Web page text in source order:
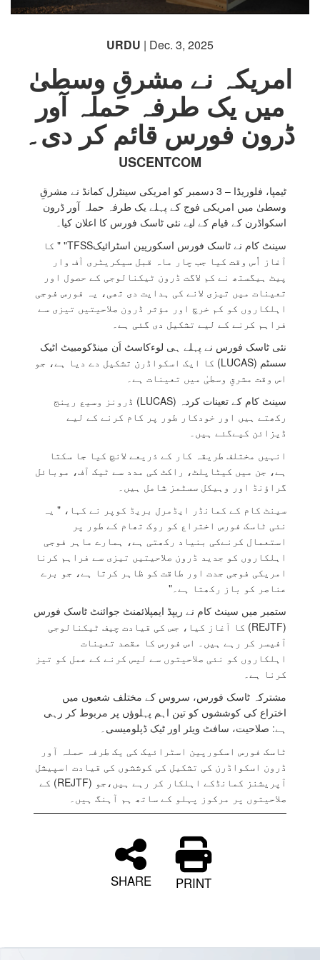
URDU | Dec. 3, 2025
امریکہ نے مشرقِ وسطیٰ
میں یک طرفہ حملہ آور
ڈرون فورس قائم کر دی۔
USCENTCOM
ٹیمپا، فلوریڈا – 3 دسمبر کو امریکی سینٹرل کمانڈ نے مشرقِ
وسطیٰ میں امریکی فوج کے پہلے یک طرفہ حملہ آور ڈرون
اسکواڈرن کے قیام کے لیے نئی ٹاسک فورس کا اعلان کیا۔
سینٹ کام نے ٹاسک فورس اسکورپین اسٹرائیکTFSS" " کا
آغاز اُس وقت کیا جب چار ماہ قبل سیکریٹری آف وار
پیٹ ہیگستھ نے کم لاگت ڈرون ٹیکنالوجی کے حصول اور
تعینات میں تیزی لانے کی ہدایت دی تھی، یہ فورس فوجی
اہلکاروں کو کم خرچ اور مؤثر ڈرون صلاحیتیں تیزی سے
فراہم کرنے کے لیے تشکیل دی گئی ہے۔
نئی ٹاسک فورس نے پہلے ہی لوءکاسٹ اَن مینڈکومبیٹ اٹیک
سسٹم (LUCAS) کا ایک اسکواڈرن تشکیل دے دیا ہے، جو
اس وقت مشرقِ وسطیٰ میں تعینات ہے۔
سینٹ کام کے تعینات کردہ (LUCAS) ڈرونز وسیع رینج
رکھتے ہیں اور خودکار طور پر کام کرنے کے لیے
ڈیزائن کیےگئے ہیں۔
انہیں مختلف طریقہ کار کے ذریعے لانچ کیا جا سکتا
ہے، جن میں کیٹاپلٹ، راکٹ کی مدد سے ٹیک آف، موبائل
گراؤنڈ اور وہیکل سسٹمز شامل ہیں۔
سینٹ کام کے کمانڈر ایڈمرل بریڈ کوپر نے کہا، " یہ
نئی ٹاسک فورس اختراع کو روک تھام کے طور پر
استعمال کرنےکی بنیاد رکھتی ہے، ہمارے ماہر فوجی
اہلکاروں کو جدید ڈرون صلاحیتیں تیزی سے فراہم کرنا
امریکی فوجی جدت اور طاقت کو ظاہر کرتا ہے، جو برے
عناصر کو باز رکھتا ہے۔"
ستمبر میں سینٹ کام نے ریپڈ ایمپلائمنٹ جوائنٹ ٹاسک فورس
(REJTF) کا آغاز کیا، جس کی قیادت چیف ٹیکنالوجی
آفیسر کر رہے ہیں۔ اس فورس کا مقصد تعینات
اہلکاروں کو نئی صلاحیتوں سے لیس کرنے کے عمل کو تیز
کرنا ہے۔
مشترکہ ٹاسک فورس، سروس کے مختلف شعبوں میں
اختراع کی کوششوں کو تین اہم پہلوؤں پر مربوط کر رہی
ہے: صلاحیت، سافٹ ویئر اور ٹیک ڈپلومیسی۔
ٹاسک فورس اسکورپین اسٹرائیک کی یک طرفہ حملہ آور
ڈرون اسکواڈرن کی تشکیل کی کوششوں کی قیادت اسپیشل
آپریشنز کمانڈکے اہلکار کر رہے ہیں،جو (REJTF) کے
صلاحیتوں پر مرکوز پہلو کے ساتھ ہم آہنگ ہیں۔
SHARE PRINT